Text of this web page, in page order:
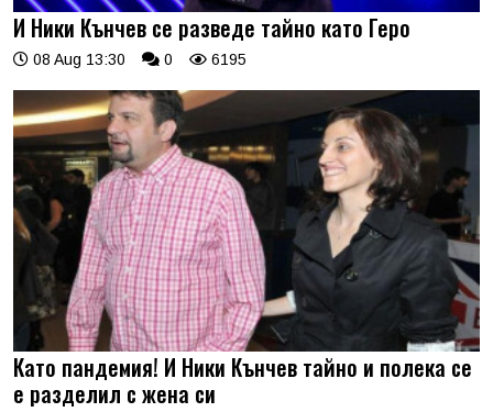
И Ники Кънчев се разведе тайно като Геро
08 Aug 13:30 0 6195
Като пандемия! И Ники Кънчев тайно и полека се
е разделил с жена си